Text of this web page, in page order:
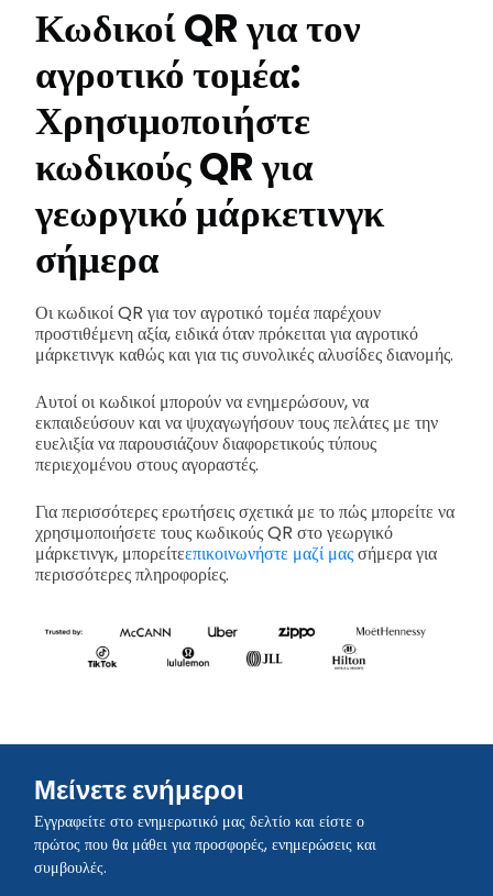
Κωδικοί QR για τον
αγροτικό τομέα:
Χρησιμοποιήστε
κωδικούς QR για
γεωργικό μάρκετινγκ
σήμερα
Οι κωδικοί QR για τον αγροτικό τομέα παρέχουν
προστιθέμενη αξία, ειδικά όταν πρόκειται για αγροτικό
μάρκετινγκ καθώς και για τις συνολικές αλυσίδες διανομής.
Αυτοί οι κωδικοί μπορούν να ενημερώσουν, να
εκπαιδεύσουν και να ψυχαγωγήσουν τους πελάτες με την
ευελιξία να παρουσιάζουν διαφορετικούς τύπους
περιεχομένου στους αγοραστές.
Για περισσότερες ερωτήσεις σχετικά με το πώς μπορείτε να
χρησιμοποιήσετε τους κωδικούς QR στο γεωργικό
μάρκετινγκ, μπορείτεεπικοινωνήστε μαζί μαςσήμερα για
περισσότερες πληροφορίες.
Μείνετε ενήμεροι
Εγγραφείτε στο ενημερωτικό μας δελτίο και είστε ο
πρώτος που θα μάθει για προσφορές, ενημερώσεις και
συμβουλές.